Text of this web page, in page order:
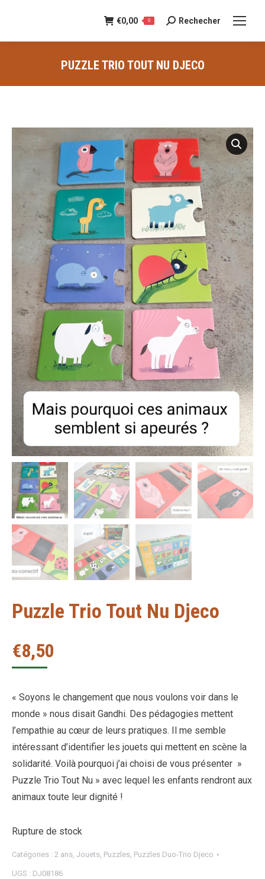
€0,00 0
Recherche
:
Rechecher
PUZZLE TRIO TOUT NU DJECO
Puzzle Trio Tout Nu Djeco
€8,50
« Soyons le changement que nous voulons voir dans le
monde » nous disait Gandhi. Des pédagogies mettent
l’empathie au cœur de leurs pratiques. Il me semble
intéressant d’identifier les jouets qui mettent en scène la
solidarité. Voilà pourquoi j’ai choisi de vous présenter »
Puzzle Trio Tout Nu » avec lequel les enfants rendront aux
animaux toute leur dignité !
Rupture de stock
Catégories : 2 ans, Jouets, Puzzles, Puzzles Duo-Trio Djeco
UGS : DJ08186